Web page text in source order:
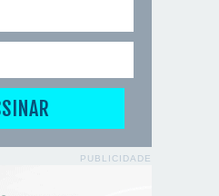
PUBLICIDADE